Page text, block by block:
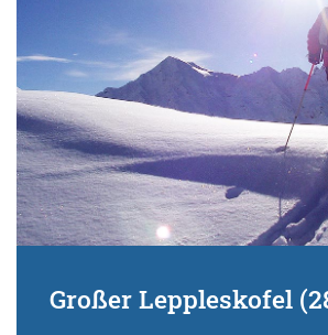
Großer Leppleskofel